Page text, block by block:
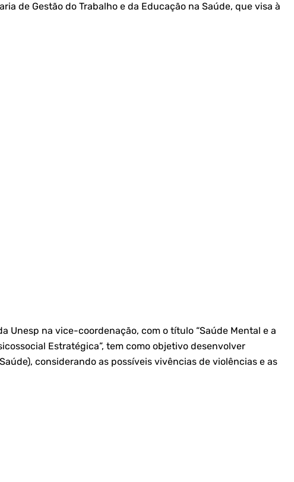
de Gestão do Trabalho e da Educação na Saúde, que visa à
Unesp na vice-coordenação, com o título “Saúde Mental e a
Estratégica”, tem como objetivo desenvolver
considerando as possíveis vivências de violências e as